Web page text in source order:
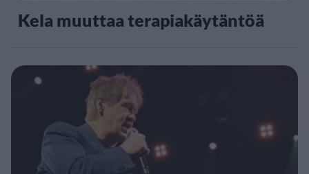
Kela muuttaa terapiakäytäntöä